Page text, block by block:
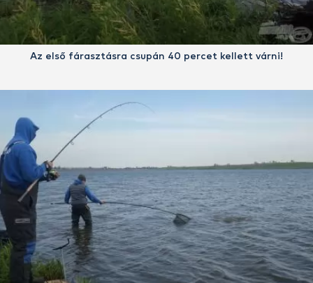
Az első fárasztásra csupán 40 percet kellett várni!